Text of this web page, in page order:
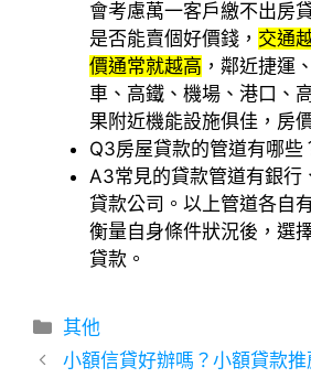
會考慮萬一客戶繳不出房
是否能賣個好價錢， 交通
價通常就越高 ，鄰近捷運
車、高鐵、機場、港口、
果附近機能設施俱佳，房
Q3房屋貸款的管道有哪些
A3常見的貸款管道有銀行
貸款公司。以上管道各自
衡量自身條件狀況後，選
貸款。
分
類
其他
小額信貸好辦嗎？小額貸款